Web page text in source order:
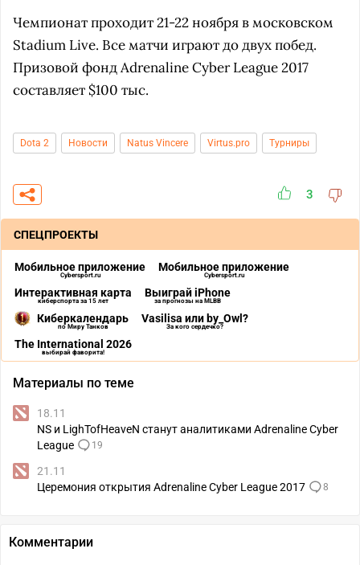
Чемпионат проходит 21-22 ноября в московском
Stadium Live. Все матчи играют до двух побед.
Призовой фонд Adrenaline Cyber League 2017
составляет $100 тыс.
Dota 2 Новости Natus Vincere Virtus.pro Турниры
3
СПЕЦПРОЕКТЫ
Мобильное приложение
Cybersport.ru
Мобильное приложение
Cybersport.ru
Интерактивная карта
киберспорта за 15 лет
Выиграй iPhone
за прогнозы на MLBB
Киберкалендарь
по Миру Танков
Vasilisa или by_Owl?
За кого сердечко?
The International 2026
выбирай фаворита!
Материалы по теме
18.11
NS и LighTofHeaveN станут аналитиками Adrenaline Cyber
League
19
21.11
Церемония открытия Adrenaline Cyber League 2017
8
Комментарии